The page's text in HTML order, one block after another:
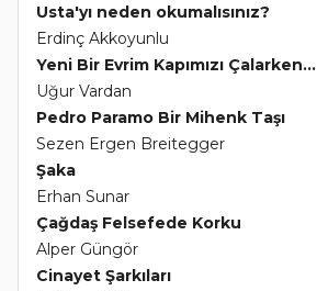
Usta'yı neden okumalısınız?
Erdinç Akkoyunlu
Yeni Bir Evrim Kapımızı Çalarken...
Uğur Vardan
Pedro Paramo Bir Mihenk Taşı
Sezen Ergen Breitegger
Şaka
Erhan Sunar
Çağdaş Felsefede Korku
Alper Güngör
Cinayet Şarkıları